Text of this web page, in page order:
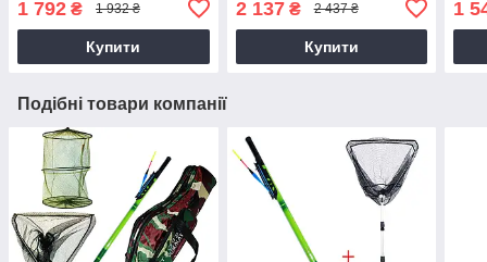
1 792 ₴ 1 932 ₴
Купити
2 137₴ 2 437 ₴
Купити
1
Подібні товари компанії